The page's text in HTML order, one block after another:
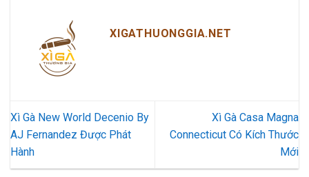
XIGATHUONGGIA.NET
Xì Gà New World Decenio By
AJ Fernandez Được Phát
Hành
Xì Gà Casa Magna
Connecticut Có Kích Thước
Mới